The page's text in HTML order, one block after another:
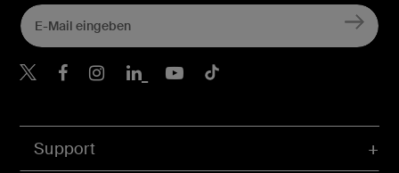
Support
Belkin Twitter
Belkin Facebook
Belkin Instagram
Belkin LinkedIn
Belkin Youtube
Belkin TikTok